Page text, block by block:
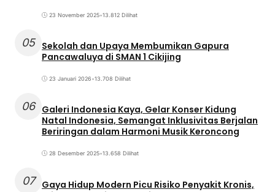
23 November 2025•13.812 Dilihat
05 Sekolah dan Upaya Membumikan Gapura
Pancawaluya di SMAN 1 Cikijing
23 Januari 2026•13.708 Dilihat
06 Galeri Indonesia Kaya, Gelar Konser Kidung
Natal Indonesia, Semangat Inklusivitas Berjalan
Beriringan dalam Harmoni Musik Keroncong
28 Desember 2025•13.658 Dilihat
07
Gaya Hidup Modern Picu Risiko Penyakit Kronis,